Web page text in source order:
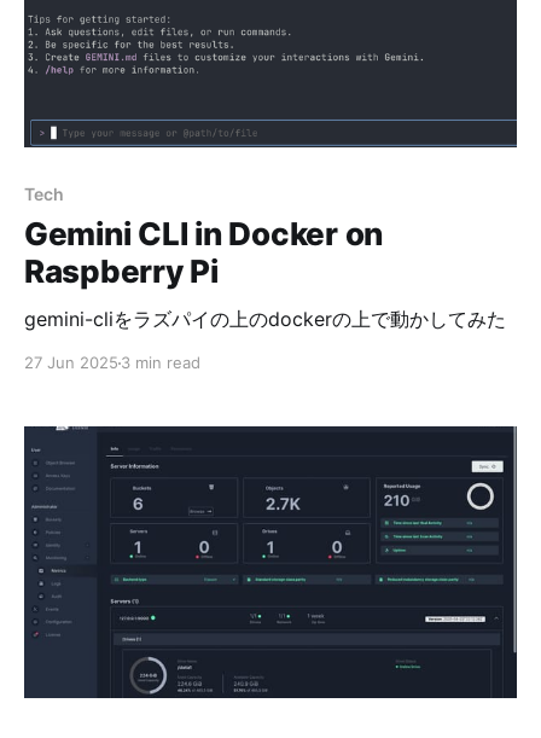
Tech
Gemini CLI in Docker on
Raspberry Pi
gemini-cliをラズパイの上のdockerの上で動かしてみた
27 Jun 2025 3 min read